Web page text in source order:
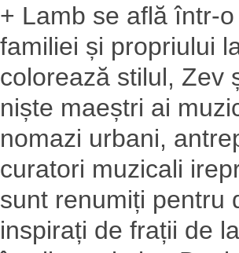
+ Lamb se află într-
familiei și propriului
colorează stilul, Zev
niște maeștri ai
nomazi urbani,
curatori muzicali
sunt renumiți pentru
inspirați de frații de